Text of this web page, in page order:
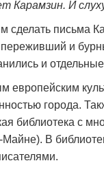
Карамзин. И
письма
переживший и
и
европейским
города.
библиотека с
В